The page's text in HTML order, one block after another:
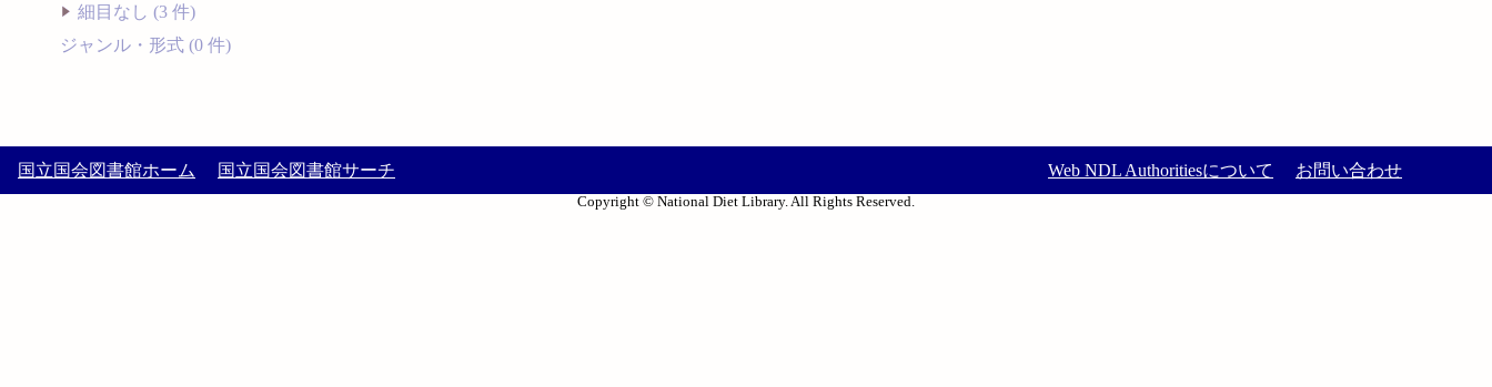
細目なし (3 件)
ジャンル・形式 (0 件)
国立国会図書館ホーム 国立国会図書館サーチ Web NDL Authoritiesについて お問い合わせ
Copyright © National Diet Library. All Rights Reserved.